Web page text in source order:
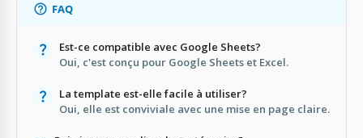
FAQ
Est-ce compatible avec Google Sheets?
Oui, c'est conçu pour Google Sheets et Excel.
La template est-elle facile à utiliser?
Oui, elle est conviviale avec une mise en page claire.